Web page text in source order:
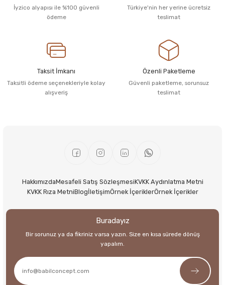
İyzico alyapısı ile %100 güvenli
ödeme
Türkiye'nin her yerine ücretsiz
teslimat
Taksit İmkanı
Taksitli ödeme seçenekleriyle kolay
alışveriş
Özenli Paketleme
Güvenli paketleme, sorunsuz
teslimat
HakkımızdaMesafeli Satış SözleşmesiKVKK Aydınlatma Metni
KVKK Rıza MetniBlogİletişimÖrnek İçeriklerÖrnek İçerikler
Buradayız
Bir sorunuz ya da fikriniz varsa yazın. Size en kısa sürede dönüş
yapalım.